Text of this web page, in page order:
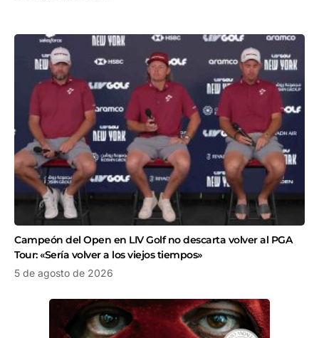
Campeón del Open en LIV Golf no descarta volver al PGA
Tour: «Sería volver a los viejos tiempos»
5 de agosto de 2026